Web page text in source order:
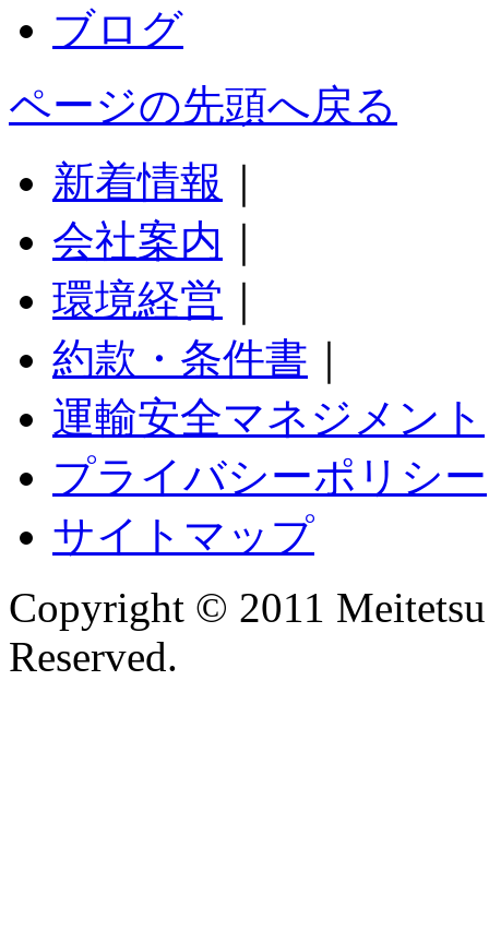
ページの先頭へ戻る
新着情報
会社案内
環境経営
約款・条件書
運輸安全マネジメント
プライバシーポリシー
サイトマップ
Copyright © 2011
Reserved.